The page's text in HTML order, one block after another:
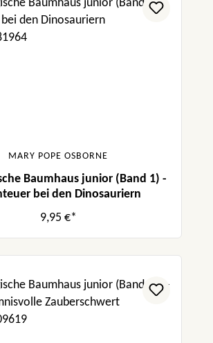
MARY POPE OSBORNE
Baumhaus junior (Band 1) -
bei den Dinosauriern
9,95 €*